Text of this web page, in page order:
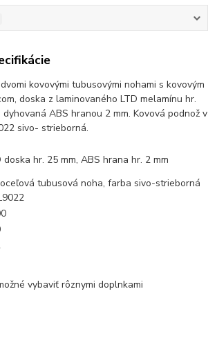
kovovými tubusovými nohami s kovovým
doska z laminovaného LTD melamínu hr.
ABS hranou 2 mm. Kovová podnož v
sivo- strieborná.
doska hr. 25 mm, ABS hrana hr. 2 mm
tubusová noha, farba sivo-strieborná
vybaviť rôznymi doplnkami